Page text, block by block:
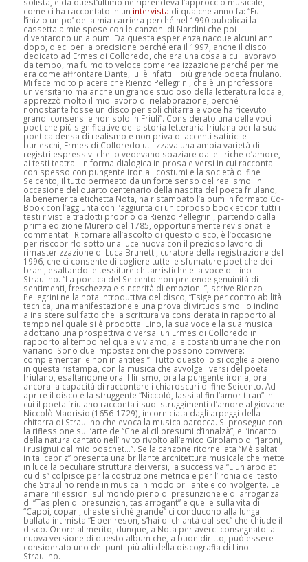
come ci ha raccontato in un intervista di qualche anno fa: “Fu
l’inizio un po’ della mia carriera perché nel 1990 pubblicai la
cassetta a mie spese con le canzoni di Nardini che poi
diventarono un album. Da questa esperienza nacque alcuni anni
dopo, dieci per la precisione perché era il 1997, anche il disco
dedicato ad Ermes di Colloredo, che era una cosa a cui lavoravo
da tempo, ma fu molto veloce come realizzazione perché per me
era come affrontare Dante, lui è infatti il più grande poeta friulano.
Mi fece molto piacere che Rienzo Pellegrini, che è un professore
universitario ma anche un grande studioso della letteratura locale,
apprezzò molto il mio lavoro di rielaborazione, perché
nonostante fosse un disco per soli chitarra e voce ha ricevuto
grandi consensi e non solo in Friuli”. Considerato una delle voci
poetiche più significative della storia letteraria friulana per la sua
poetica densa di realismo e non priva di accenti satirici e
burleschi, Ermes di Colloredo utilizzava una ampia varietà di
registri espressivi che lo vedevano spaziare dalle liriche d’amore,
ai testi teatrali in forma dialogica in prosa e versi in cui racconta
con spesso con pungente ironia i costumi e la società di fine
Seicento, il tutto permeato da un forte senso del realismo. In
occasione del quarto centenario della nascita del poeta friulano,
la benemerita etichetta Nota, ha ristampato l’album in formato Cd-
Book con l’aggiunta con l’aggiunta di un corposo booklet con tutti i
testi rivisti e tradotti proprio da Rienzo Pellegrini, partendo dalla
prima edizione Murero del 1785, opportunamente revisionati e
commentati. Ritornare all’ascolto di questo disco, è l’occasione
per riscoprirlo sotto una luce nuova con il prezioso lavoro di
rimasterizzazione di Luca Brunetti, curatore della registrazione del
1996, che ci consente di cogliere tutte le sfumature poetiche dei
brani, esaltando le tessiture chitarristiche e la voce di Lino
Straulino. “La poetica del Seicento non pretende genuinità di
sentimenti, freschezza e sincerità di emozioni.”, scrive Rienzo
Pellegrini nella nota introduttiva del disco, “Esige per contro abilità
tecnica, una manifestazione e una prova di virtuosismo. Io inclino
a insistere sul fatto che la scrittura va considerata in rapporto al
tempo nel quale si è prodotta. Lino, la sua voce e la sua musica
adottano una prospettiva diversa: un Ermes di Colloredo in
rapporto al tempo nel quale viviamo, alle costanti umane che non
variano. Sono due impostazioni che possono convivere:
complementari e non in antitesi”. Tutto questo lo si coglie a pieno
in questa ristampa, con la musica che avvolge i versi del poeta
friulano, esaltandone ora il lirismo, ora la pungente ironia, ora
ancora la capacità di raccontare i chiaroscuri di fine Seicento. Ad
aprire il disco è la struggente “Niccolò, lassi al fin l’amor tiran” in
cui il poeta friulano racconta i suoi struggimenti d’amore al giovane
Niccolò Madrisio (1656-1729), incorniciata dagli arpeggi della
chitarra di Straulino che evoca la musica barocca. Si prosegue con
la riflessione sull’arte de “Che al cil presumi d’innalzà”, e l’incanto
della natura cantato nell’invito rivolto all’amico Girolamo di “Jaroni,
i rusignui dal mio boschet…”. Se la canzone ritornellata “Mè saltat
in tal capriz” presenta una brillante architettura musicale che mette
in luce la peculiare struttura dei versi, la successiva “E un arbolät
cu dis” colpisce per la costruzione metrica e per l’ironia del testo
che Straulino rende in musica in modo brillante e coinvolgente. Le
amare riflessioni sul mondo pieno di presunzione e di arroganza
di “Tas plen di presunzion, tas arrogant” e quelle sulla vita di
“Cappi, copari, cheste sì chè grande” ci conducono alla lunga
ballata intimista “E ben reson, s’hai di chiantà dal sec” che chiude il
disco. Onore al merito, dunque, a Nota per averci consegnato la
nuova versione di questo album che, a buon diritto, può essere
considerato uno dei punti più alti della discografia di Lino
Straulino.